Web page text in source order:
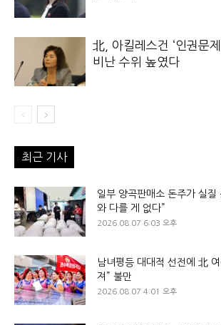
北, 아킬레스건 ‘인권문
비난 수위 높였다
최근 기사
일부 양곡판매소 돈주가 실
와 다를 게 없다”
2026.08.07 6:03 오후
남녀평등 대대적 선전에 北
져” 불만
2026.08.07 4:01 오후